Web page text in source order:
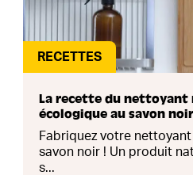
RECETTES
La recette du nettoyant
écologique au savon noir
Fabriquez votre
savon noir ! Un produit
s...